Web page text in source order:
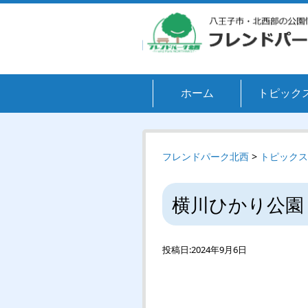
ホーム トピック
フレンドパーク北西 > トピックス
横川ひかり公園
投稿日:2024年9月6日